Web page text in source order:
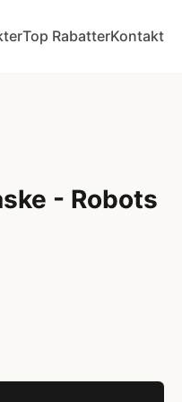
Top RabatterKontakt
- Robots